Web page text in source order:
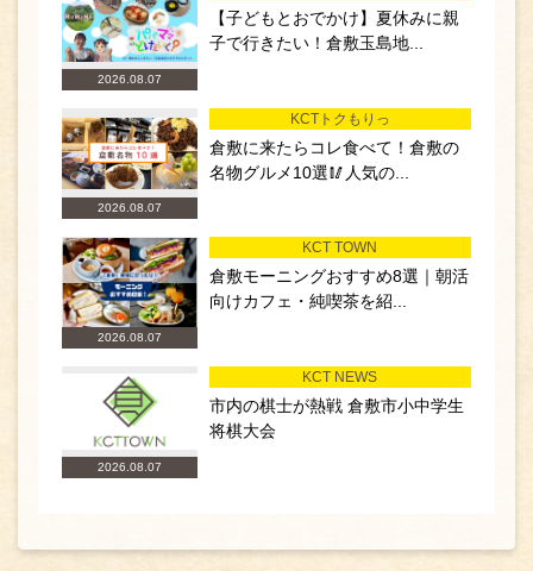
2026.08.07
【子どもとおでかけ】夏休みに親
子で行きたい！倉敷玉島地...
2026.08.07
KCTトクもりっ
倉敷に来たらコレ食べて！倉敷の
名物グルメ10選🥢人気の...
2026.08.07
KCT TOWN
倉敷モーニングおすすめ8選｜朝活
向けカフェ・純喫茶を紹...
2026.08.07
KCT NEWS
市内の棋士が熱戦 倉敷市小中学生
将棋大会